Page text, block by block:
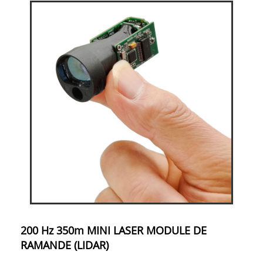
200 Hz 350m MINI LASER MODULE DE
RAMANDE (LIDAR)